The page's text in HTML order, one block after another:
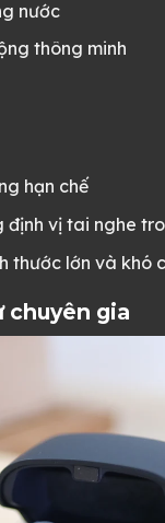
nước
thông minh
hạn chế
định vị tai nghe
thước lớn và khó
chuyên gia